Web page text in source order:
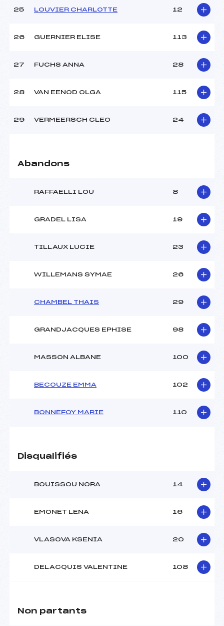
25 LOUVIER CHARLOTTE 12
26 GUERNIER ELISE 113
27 FUCHS ANNA 28
28 VAN EENOD OLGA 115
29 VERMEERSCH CLEO 24
Abandons
RAFFAELLI LOU 8
GRADEL LISA 19
TILLAUX LUCIE 23
WILLEMANS SYMAE 26
CHAMBEL THAIS 29
GRANDJACQUES EPHISE 98
MASSON ALBANE 100
BECOUZE EMMA 102
BONNEFOY MARIE 110
Disqualifiés
BOUISSOU NORA 14
EMONET LENA 16
VLASOVA KSENIA 20
DELACQUIS VALENTINE 108
Non partants